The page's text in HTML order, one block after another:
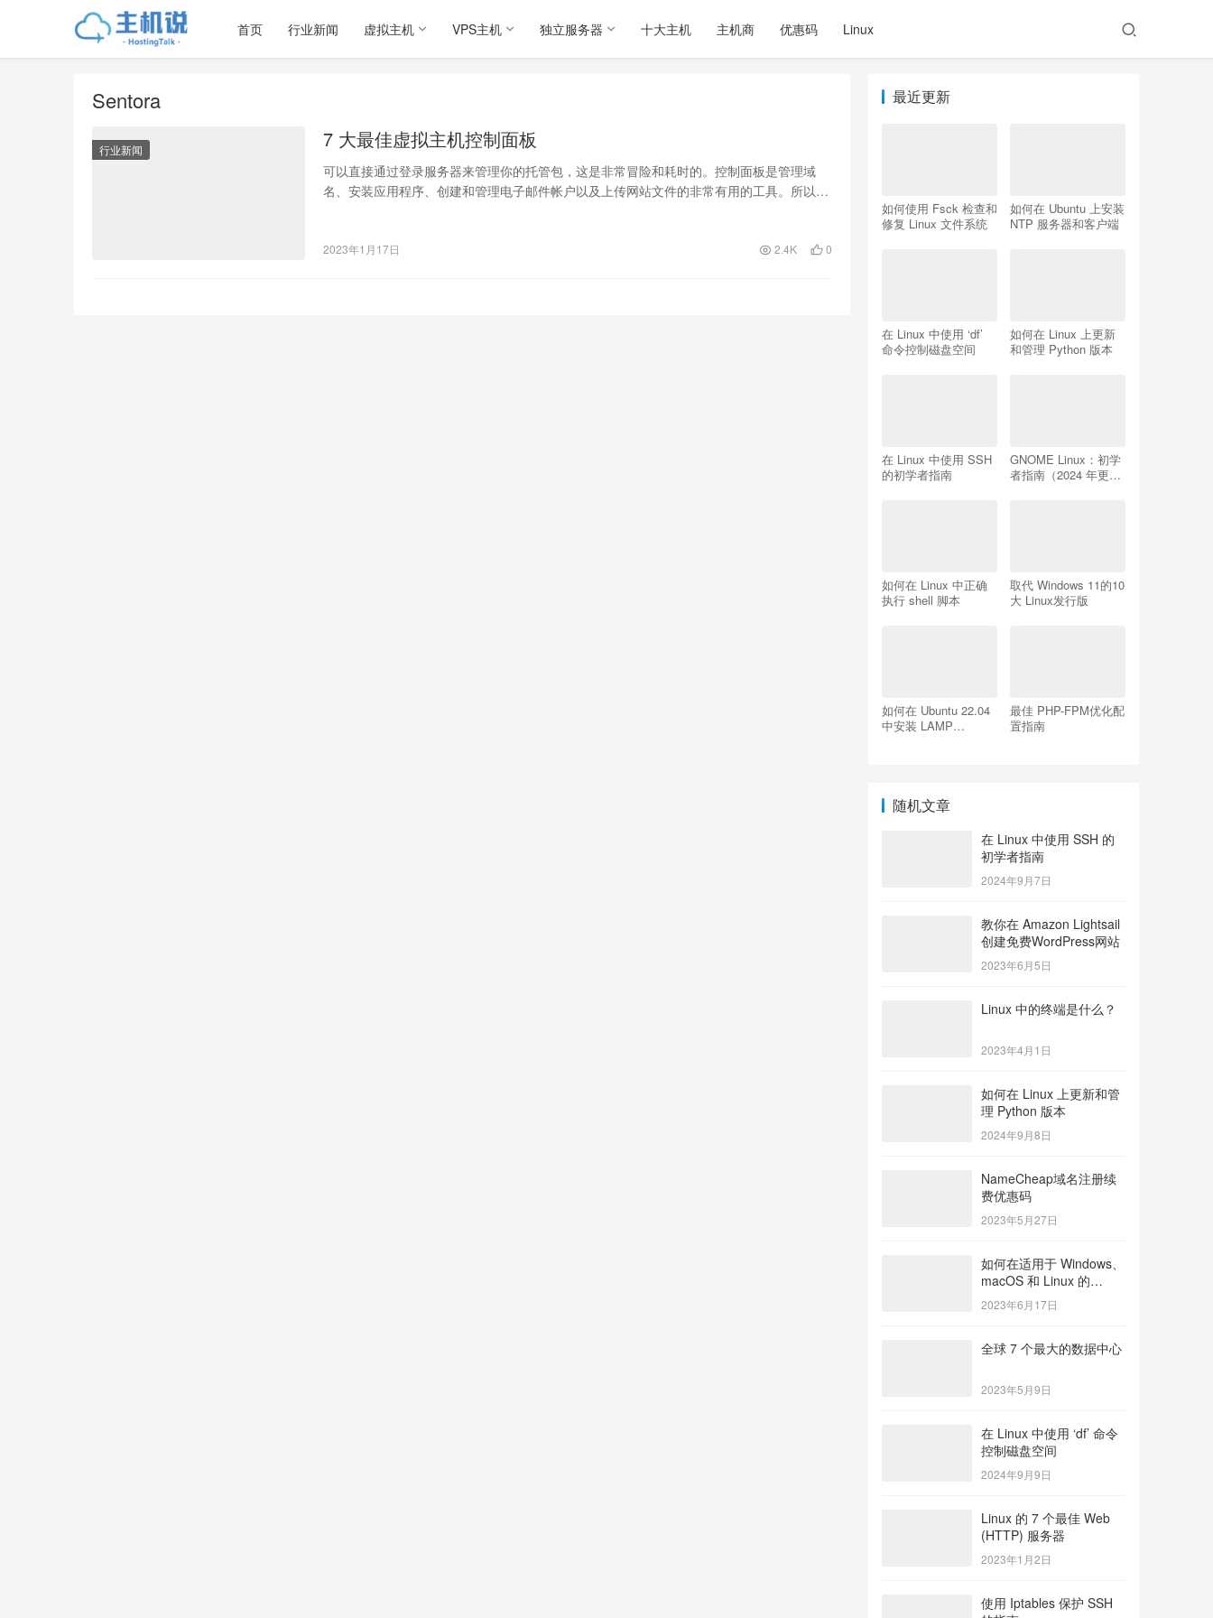
首页 行业新闻 虚拟主机 VPS主机 独立服务器 十大主机 主机商 优惠码 Linux
Sentora
行业新闻 7 大最佳虚拟主机控制面板
可以直接通过登录服务器来管理你的托管包，这是非常冒险和耗时的。控制面板是管理域
名、安装应用程序、创建和管理电子邮件帐户以及上传网站文件的非常有用的工具。所以这
2023年1月17日 2.4K 0
最近更新
如何使用 Fsck 检查和
修复 Linux 文件系统
如何在 Ubuntu 上安装
NTP 服务器和客户端
在 Linux 中使用 ‘df’
命令控制磁盘空间
如何在 Linux 上更新
和管理 Python 版本
在 Linux 中使用 SSH
的初学者指南
GNOME Linux：初学
者指南（2024 年更
如何在 Linux 中正确
执行 shell 脚本
取代 Windows 11的10
大 Linux发行版
如何在 Ubuntu 22.04
中安装 LAMP
最佳 PHP-FPM优化配
置指南
随机文章
在 Linux 中使用 SSH 的
初学者指南
2024年9月7日
教你在 Amazon Lightsail
创建免费WordPress网站
2023年6月5日
Linux 中的终端是什么？
2023年4月1日
如何在 Linux 上更新和管
理 Python 版本
2024年9月8日
NameCheap域名注册续
费优惠码
2023年5月27日
如何在适用于 Windows、
macOS 和 Linux 的
Docker 上安装
WordPress
2023年6月17日
全球 7 个最大的数据中心
2023年5月9日
在 Linux 中使用 ‘df’ 命令
控制磁盘空间
2024年9月9日
Linux 的 7 个最佳 Web
(HTTP) 服务器
2023年1月2日
使用 Iptables 保护 SSH